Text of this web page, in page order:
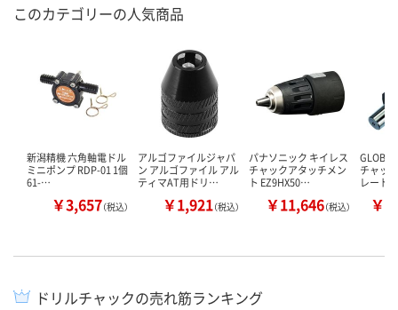
このカテゴリーの人気商品
新潟精機 六角軸電ドル
ミニポンプ RDP-01 1個
61-…
￥3,657（税込）
アルゴファイルジャパ
ン アルゴファイル アル
ティマAT用ドリ…
￥1,921（税込）
パナソニック キイレス
チャックアタッチメン
ト EZ9HX50…
￥11,646（税込）
GLOBE
チャッ
レート
￥
ドリルチャックの売れ筋ランキング